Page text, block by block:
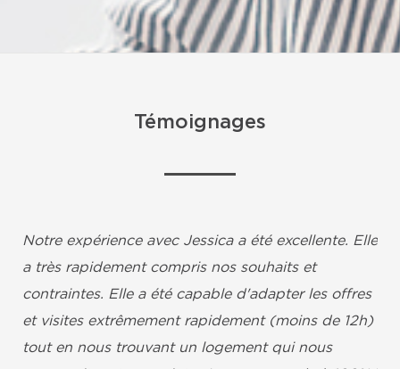
Témoignages
Notre expérience avec Jessica a été excellente. Elle
a très rapidement compris nos souhaits et
contraintes. Elle a été capable d'adapter les offres
et visites extrêmement rapidement (moins de 12h)
tout en nous trouvant un logement qui nous